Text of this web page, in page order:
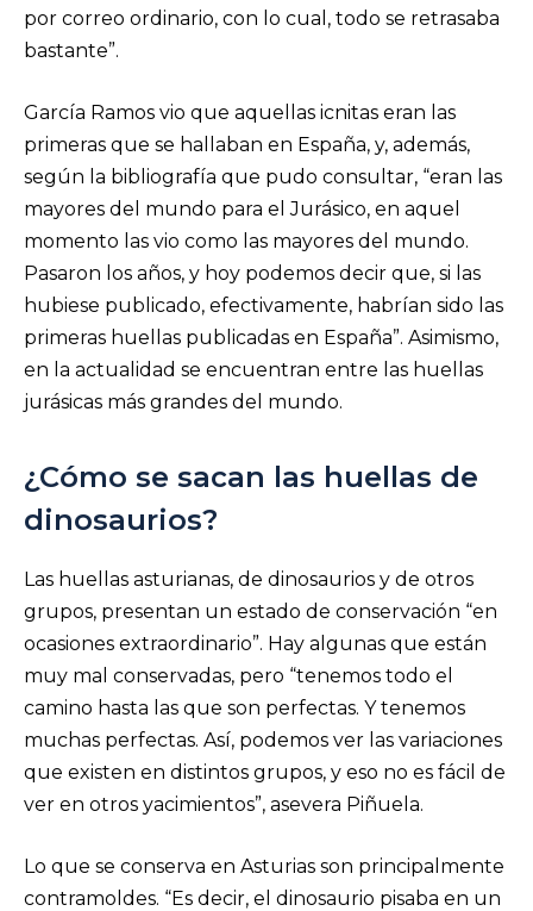
por correo ordinario, con lo cual, todo se retrasaba
bastante”.
García Ramos vio que aquellas icnitas eran las
primeras que se hallaban en España, y, además,
según la bibliografía que pudo consultar, “eran las
mayores del mundo para el Jurásico, en aquel
momento las vio como las mayores del mundo.
Pasaron los años, y hoy podemos decir que, si las
hubiese publicado, efectivamente, habrían sido las
primeras huellas publicadas en España”. Asimismo,
en la actualidad se encuentran entre las huellas
jurásicas más grandes del mundo.
¿Cómo se sacan las huellas de
dinosaurios?
Las huellas asturianas, de dinosaurios y de otros
grupos, presentan un estado de conservación “en
ocasiones extraordinario”. Hay algunas que están
muy mal conservadas, pero “tenemos todo el
camino hasta las que son perfectas. Y tenemos
muchas perfectas. Así, podemos ver las variaciones
que existen en distintos grupos, y eso no es fácil de
ver en otros yacimientos”, asevera Piñuela.
Lo que se conserva en Asturias son principalmente
contramoldes. “Es decir, el dinosaurio pisaba en un